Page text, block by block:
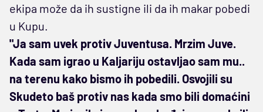
ekipa može da ih sustigne ili da ih makar pobedi
u Kupu.
"Ja sam uvek protiv Juventusa. Mrzim Juve.
Kada sam igrao u Kaljariju ostavljao sam mu..
na terenu kako bismo ih pobedili. Osvojili su
Skudeto baš protiv nas kada smo bili domaćini